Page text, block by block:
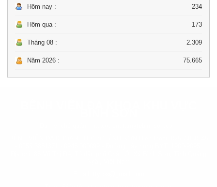
Hôm nay : 234
Hôm qua : 173
Tháng 08 : 2.309
Năm 2026 : 75.665